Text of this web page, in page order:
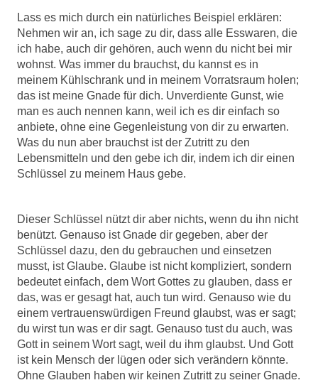
Lass es mich durch ein natürliches Beispiel erklären:
Nehmen wir an, ich sage zu dir, dass alle Esswaren, die
ich habe, auch dir gehören, auch wenn du nicht bei mir
wohnst. Was immer du brauchst, du kannst es in
meinem Kühlschrank und in meinem Vorratsraum holen;
das ist meine Gnade für dich. Unverdiente Gunst, wie
man es auch nennen kann, weil ich es dir einfach so
anbiete, ohne eine Gegenleistung von dir zu erwarten.
Was du nun aber brauchst ist der Zutritt zu den
Lebensmitteln und den gebe ich dir, indem ich dir einen
Schlüssel zu meinem Haus gebe.
Dieser Schlüssel nützt dir aber nichts, wenn du ihn nicht
benützt. Genauso ist Gnade dir gegeben, aber der
Schlüssel dazu, den du gebrauchen und einsetzen
musst, ist Glaube. Glaube ist nicht kompliziert, sondern
bedeutet einfach, dem Wort Gottes zu glauben, dass er
das, was er gesagt hat, auch tun wird. Genauso wie du
einem vertrauenswürdigen Freund glaubst, was er sagt;
du wirst tun was er dir sagt. Genauso tust du auch, was
Gott in seinem Wort sagt, weil du ihm glaubst. Und Gott
ist kein Mensch der lügen oder sich verändern könnte.
Ohne Glauben haben wir keinen Zutritt zu seiner Gnade.